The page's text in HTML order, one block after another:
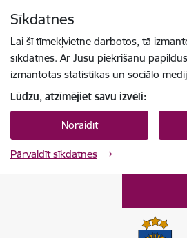
Sīkdatnes
Lai šī tīmekļvietne darbotos, tā
sīkdatnes. Ar Jūsu piekrišanu
izmantotas statistikas un sociālo
Lūdzu, atzīmējiet savu izvēli:
Noraidīt
Pārvaldīt sīkdatnes